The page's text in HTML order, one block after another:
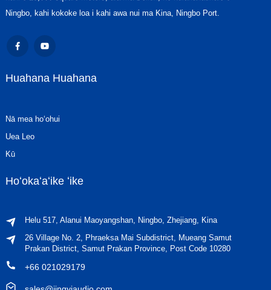
Ningbo, kahi kokoke loa i kahi awa nui ma Kina, Ningbo Port.
Huahana Huahana
Nā mea hoʻohui
Uea Leo
Kū
Hoʻokaʻaʻike ʻike
Helu 517, Alanui Maoyangshan, Ningbo, Zhejiang, Kina
26 Village No. 2, Phraeksa Mai Subdistrict, Mueang Samut
Prakan District, Samut Prakan Province, Post Code 10280
+66 021029179